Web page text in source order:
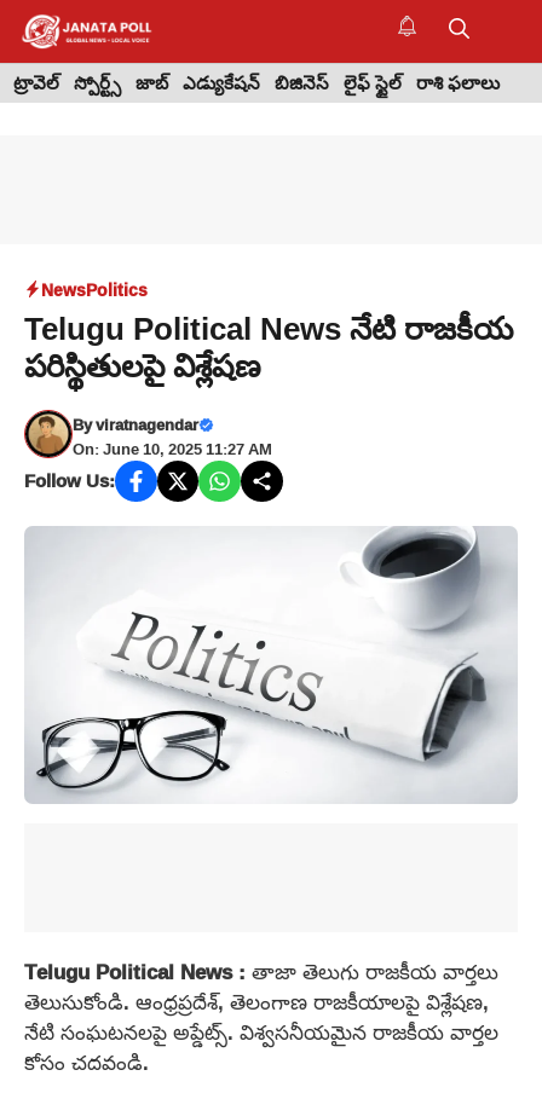
Skip
content
ట్రావెల్ స్పోర్ట్స్ జాబ్ ఎడ్యుకేషన్ బిజినెస్ లైఫ్ స్టైల్ రాశి ఫలాలు
NewsPolitics
Telugu Political News నేటి రాజకీయ
పరిస్థితులపై విశ్లేషణ
Byviratnagendar
On: June 10, 2025 11:27 AM
Follow Us:
Telugu Political News :తాజా తెలుగు రాజకీయ వార్తలు
తెలుసుకోండి. ఆంధ్రప్రదేశ్, తెలంగాణ రాజకీయాలపై విశ్లేషణ,
నేటి సంఘటనలపై అప్డేట్స్. విశ్వసనీయమైన రాజకీయ వార్తల
కోసం చదవండి.